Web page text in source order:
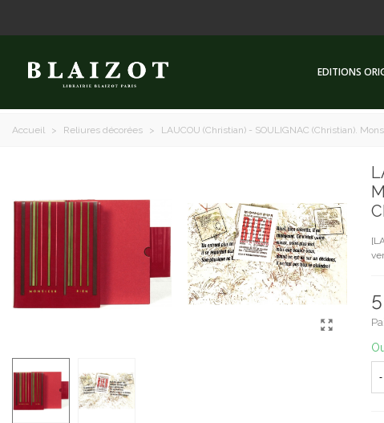
EDITIONS
Accueil > Reliures décorées > LAUCOU (Christian) - SOULIGNAC (Christian).
-